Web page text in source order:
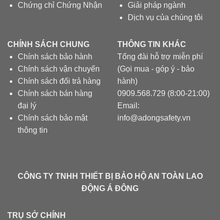
Chứng chỉ Chứng Nhận
Giải pháp ngành
Dịch vụ của chúng tôi
CHÍNH SÁCH CHUNG
Chính sách bảo hành
Chính sách vận chuyển
Chính sách đổi trả hàng
Chính sách bán hàng
đại lý
Chính sách bảo mật
thông tin
THÔNG TIN KHÁC
Tổng đài hỗ trợ miễn phí
(Gọi mua - góp ý - bảo
hành)
0909.568.729 (8:00-21:00)
Email:
info@adongsafety.vn
CÔNG TY TNHH THIẾT BỊ BẢO HỘ AN TOÀN LAO
ĐỘNG Á ĐÔNG
TRỤ SỞ CHÍNH